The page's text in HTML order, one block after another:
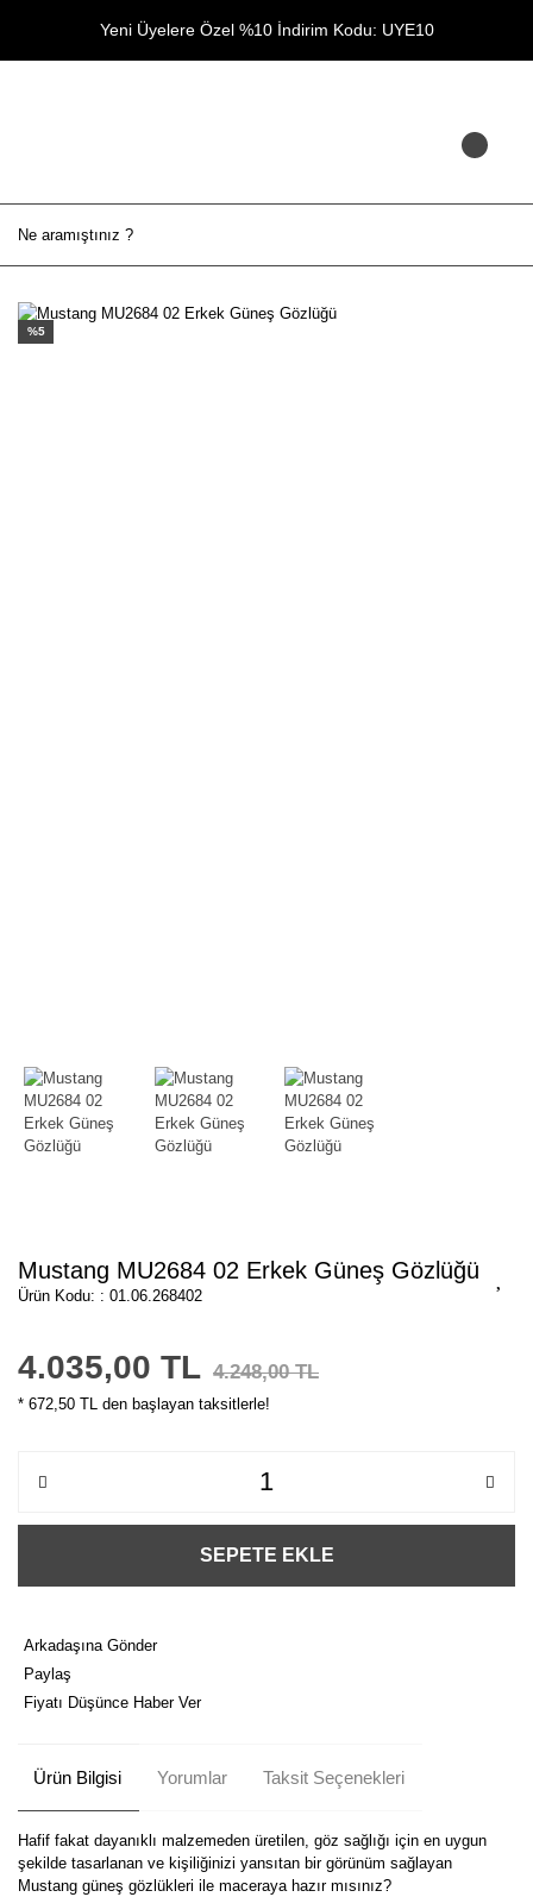
Yeni Üyelere Özel %10 İndirim Kodu: UYE10
%5
Mustang MU2684 02 Erkek Güneş Gözlüğü
Ürün Kodu: : 01.06.268402
4.035,00 TL 4.248,00 TL
* 672,50 TL den başlayan taksitlerle!
SEPETE EKLE
Arkadaşına Gönder
Paylaş
Fiyatı Düşünce Haber Ver
Ürün Bilgisi Yorumlar Taksit Seçenekleri
Hafif fakat dayanıklı malzemeden üretilen, göz sağlığı için en uygun
şekilde tasarlanan ve kişiliğinizi yansıtan bir görünüm sağlayan
Mustang güneş gözlükleri ile maceraya hazır mısınız?